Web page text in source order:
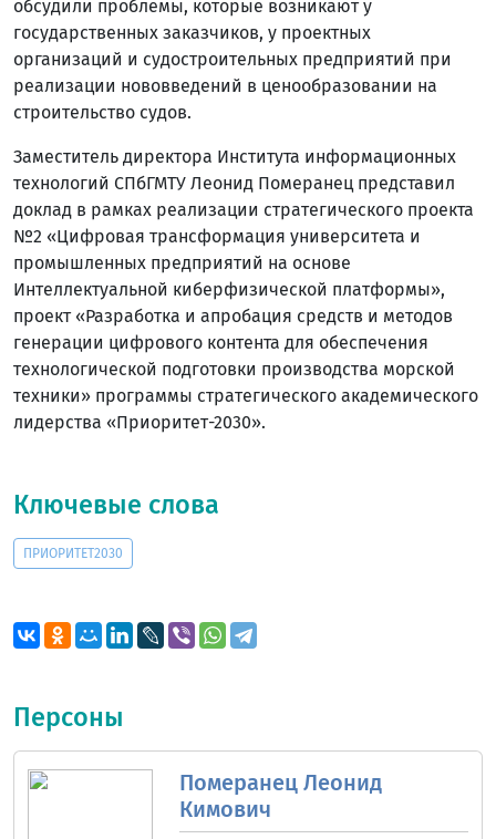
обсудили проблемы, которые возникают у
государственных заказчиков, у проектных
организаций и судостроительных предприятий при
реализации нововведений в ценообразовании на
строительство судов.
Заместитель директора Института информационных
технологий СПбГМТУ Леонид Померанец представил
доклад в рамках реализации стратегического проекта
№2 «Цифровая трансформация университета и
промышленных предприятий на основе
Интеллектуальной киберфизической платформы»,
проект «Разработка и апробация средств и методов
генерации цифрового контента для обеспечения
технологической подготовки производства морской
техники» программы стратегического академического
лидерства «Приоритет-2030».
Ключевые слова
ПРИОРИТЕТ2030
Персоны
Померанец Леонид
Кимович